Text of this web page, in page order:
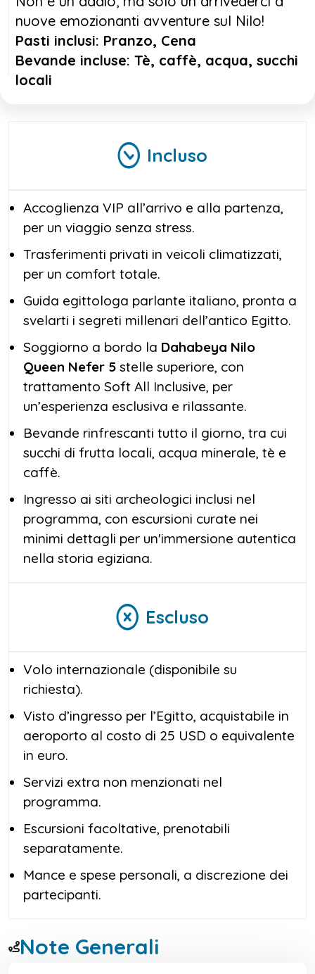
nuove emozionanti avventure sul Nilo!
Pasti inclusi: Pranzo, Cena
Bevande incluse: Tè, caffè, acqua, succhi
locali
Incluso
Accoglienza VIP all’arrivo e alla partenza,
per un viaggio senza stress.
Trasferimenti privati in veicoli climatizzati,
per un comfort totale.
Guida egittologa parlante italiano, pronta a
svelarti i segreti millenari dell’antico Egitto.
Soggiorno a bordo la Dahabeya Nilo
Queen Nefer 5 stelle superiore, con
trattamento Soft All Inclusive, per
un’esperienza esclusiva e rilassante.
Bevande rinfrescanti tutto il giorno, tra cui
succhi di frutta locali, acqua minerale, tè e
caffè.
Ingresso ai siti archeologici inclusi nel
programma, con escursioni curate nei
minimi dettagli per un'immersione autentica
nella storia egiziana.
Escluso
Volo internazionale (disponibile su
richiesta).
Visto d’ingresso per l’Egitto, acquistabile in
aeroporto al costo di 25 USD o equivalente
in euro.
Servizi extra non menzionati nel
programma.
Escursioni facoltative, prenotabili
separatamente.
Mance e spese personali, a discrezione dei
partecipanti.
Note Generali